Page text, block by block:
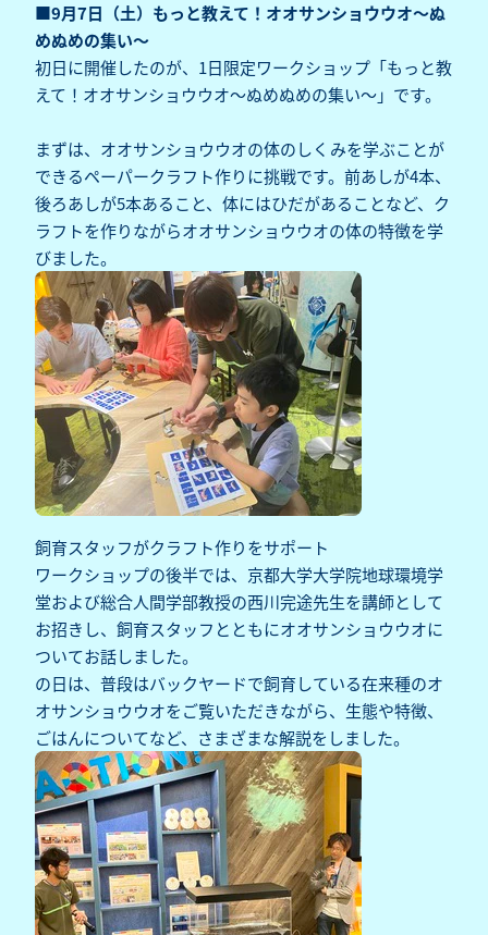
■9月7日（土）もっと教えて！オオサンショウウオ～ぬ
めぬめの集い～
初日に開催したのが、1日限定ワークショップ「もっと教
えて！オオサンショウウオ～ぬめぬめの集い～」です。
まずは、オオサンショウウオの体のしくみを学ぶことが
できるペーパークラフト作りに挑戦です。前あしが4本、
後ろあしが5本あること、体にはひだがあることなど、ク
ラフトを作りながらオオサンショウウオの体の特徴を学
びました。
飼育スタッフがクラフト作りをサポート
ワークショップの後半では、京都大学大学院地球環境学
堂および総合人間学部教授の西川完途先生を講師として
お招きし、飼育スタッフとともにオオサンショウウオに
ついてお話しました。
の日は、普段はバックヤードで飼育している在来種のオ
オサンショウウオをご覧いただきながら、生態や特徴、
ごはんについてなど、さまざまな解説をしました。